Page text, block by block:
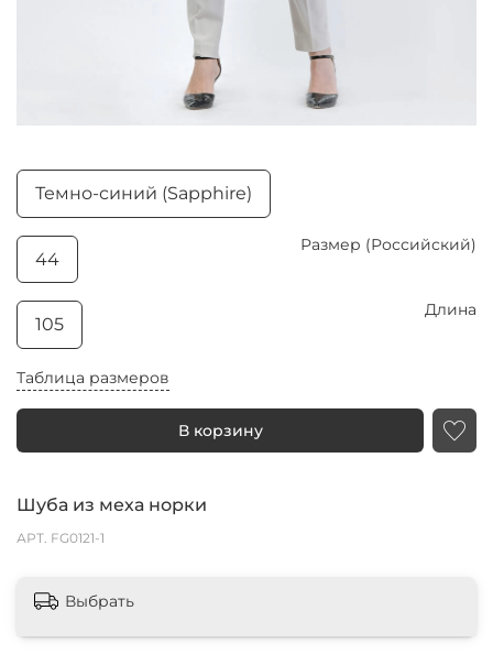
Шуба из меха норки
АРТ. FG0121-1
Таблица размеров
В корзину
Темно-синий (Sapphire)
Размер (Российский)
44
Длина
105
Выбрать